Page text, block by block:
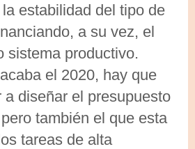
estabilidad del tipo de
a su vez, el
sistema productivo.
el 2020, hay que
a diseñar el presupuesto
también el que esta
tareas de alta